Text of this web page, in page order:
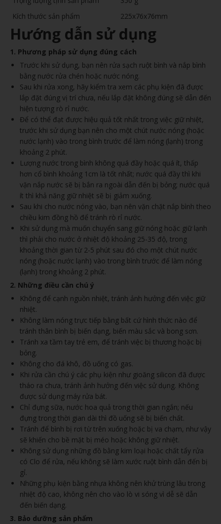
Kích thước sản phẩm
225x76x76mm
Hướng dẫn sử dụng
1. Phương pháp sử dụng đúng cách
Trước khi sử dụng, bạn nên rửa sạch ruột bình và nắp bình
bằng nước rửa chén hoặc nước nóng.
Sau khi rửa xong, hãy kiểm tra xem các phụ kiện đã được
lắp đặt đúng vị trí chưa, nếu lắp đặt không đúng sẽ dẫn đến
hiện tượng rò rỉ nước.
Để có thể đạt được hiệu quả tốt nhất trong việc giữ nhiệt,
trước khi sử dụng bạn nên cho một chút nước nóng (hoặc
nước lạnh) vào trong bình trước để làm nóng (lạnh) trong
khoảng 2 phút.
Lượng nước trong bình không quá đầy hoặc quá ít, thấp
hơn cổ bình khoảng 1cm là tốt nhất; nước quá đầy thì khi
vặn nắp nước sẽ bị bắn ra ngoài dẫn đến bị bỏng; nước quá
ít thì khả năng giữ nhiệt sẽ bị giảm xuống.
Sau khi cho nước nóng vào, bạn nên vặn chặt nắp bình theo
chiều kim đồng hồ để tránh rò rỉ nước.
Khi sử dụng mà muốn chuyển sang giữ nóng hoặc giữ lạnh
thì phải cho nước ở nhiệt độ khoảng 25-35 độ, trong
khoảng thời gian từ 2-5 phút sau đó cho một chút nước
nóng (hoặc nước lạnh) vào trong bình trước để làm nóng
(lạnh) trong khoảng 2 phút.
2. Những điều cần chú ý
Không để cạnh nguồn nhiệt, tránh ảnh hưởng đến việc giữ
nhiệt.
Không làm nóng trực tiếp bằng bất cứ hình thức nào để
tránh thân bình bị biến dạng, biến màu sắc và bong sơn.
Tránh xa tầm tay trẻ em, để tránh việc bị thương hoặc bị
bỏng.
Không cho đá khô, đồ uống có gas.
Khi rửa cần chú ý các phụ kiện như gioăng silicon đã được
tháo ra chưa, tránh ảnh hưởng đến việc sử dụng. Không
được sử dụng máy rửa bát.
Chỉ đựng sữa, nước hoa quả trong thời gian ngắn; nếu
đựng trong thời gian dài thì đồ uống sẽ bị biến chất.
Tránh để bình bị rơi từ trên xuống hoặc bị va chạm, như vậy
sẽ khiến cho bề mặt bị méo hoặc không giữ nhiệt.
Không sử dụng những đồ bằng kim loại hoặc chất tẩy rửa
có Clo để rửa, nếu không sẽ làm xước ruột bình dẫn đến bị
gỉ.
Những phụ kiện bằng nhựa không nên khử trùng lâu trong
nhiệt độ cao, không nên cho vào lò vi sóng vì dễ sẽ dẫn
đến biến dạng.
3. Bảo dưỡng sản phẩm